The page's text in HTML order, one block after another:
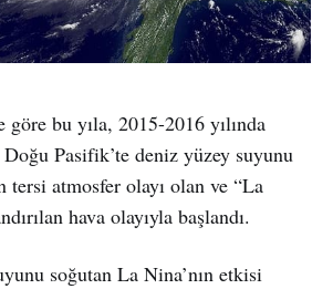
bu yıla, 2015-2016 yılında
Pasifik’te deniz yüzey suyunu
tersi atmosfer olayı olan ve “La
hava olayıyla başlandı.
soğutan La Nina’nın etkisi